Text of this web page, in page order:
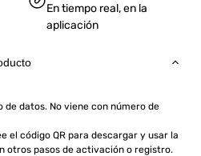
En tiempo real, en la
aplicación
de datos. No viene con número de
el código QR para descargar y usar la
otros pasos de activación o registro.